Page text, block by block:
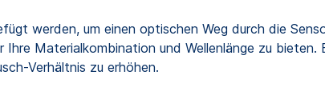
werden, um einen optischen Weg durch die
Materialkombination und Wellenlänge zu bieten.
Verhältnis zu erhöhen.